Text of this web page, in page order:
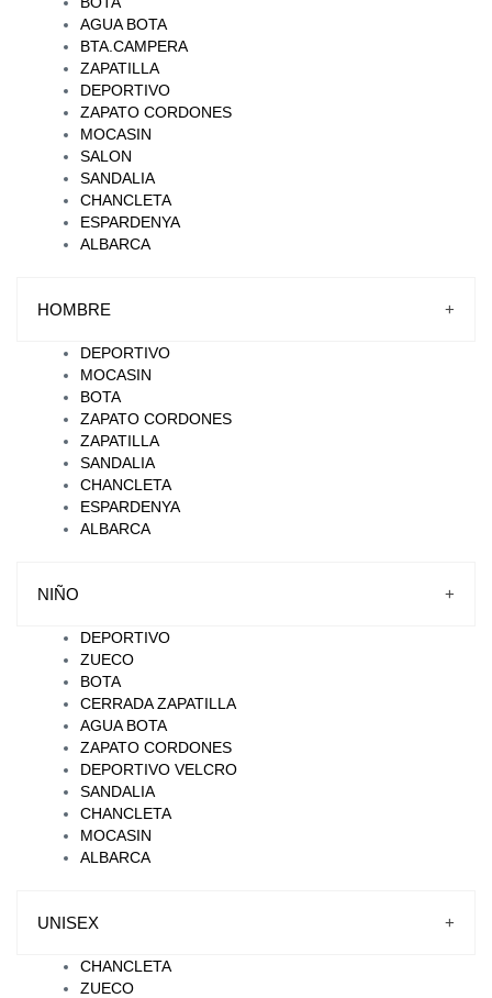
AGUA BOTA
BTA.CAMPERA
ZAPATILLA
DEPORTIVO
ZAPATO CORDONES
MOCASIN
SALON
SANDALIA
CHANCLETA
ESPARDENYA
ALBARCA
HOMBRE +
DEPORTIVO
MOCASIN
BOTA
ZAPATO CORDONES
ZAPATILLA
SANDALIA
CHANCLETA
ESPARDENYA
ALBARCA
NIÑO +
DEPORTIVO
ZUECO
BOTA
CERRADA ZAPATILLA
AGUA BOTA
ZAPATO CORDONES
DEPORTIVO VELCRO
SANDALIA
CHANCLETA
MOCASIN
ALBARCA
UNISEX +
CHANCLETA
ZUECO